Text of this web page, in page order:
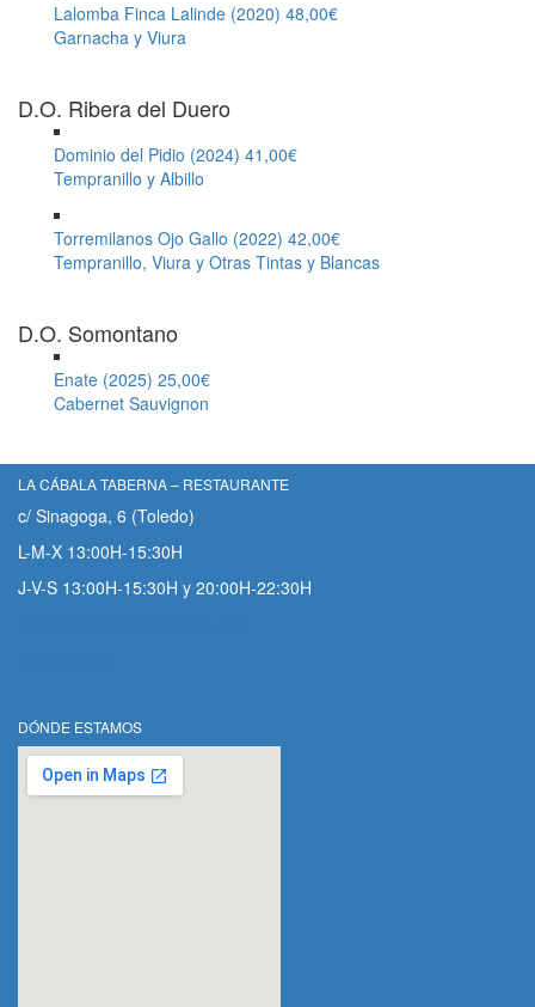
Lalomba Finca Lalinde (2020) 48,00€
Garnacha y Viura
D.O. Ribera del Duero
Dominio del Pidio (2024) 41,00€
Tempranillo y Albillo
Torremilanos Ojo Gallo (2022) 42,00€
Tempranillo, Viura y Otras Tintas y Blancas
D.O. Somontano
Enate (2025) 25,00€
Cabernet Sauvignon
LA CÁBALA TABERNA – RESTAURANTE
c/ Sinagoga, 6 (Toledo)
L-M-X 13:00H-15:30H
J-V-S 13:00H-15:30H y 20:00H-22:30H
DÓNDE ESTAMOS